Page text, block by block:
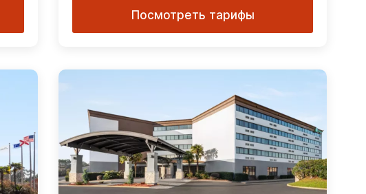
Посмотреть тарифы